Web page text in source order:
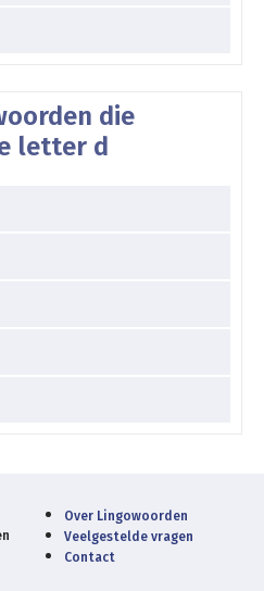
die
letter d
Over Lingowoorden
Veelgestelde vragen
Contact